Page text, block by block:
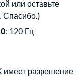
или оставьте
Спасибо.)
: 120 Гц
имеет разрешение